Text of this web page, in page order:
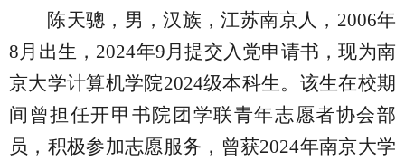
陈天骢，男，汉族，江苏南京人， 2006年
8 月出生， 2024年9 月提交入党申请书，现为南
京大学计算机学院2024级本科生。该生在校期
间曾担任开甲书院团学联青年志愿者协会部
员，积极参加志愿服务，曾获2024年南京大学